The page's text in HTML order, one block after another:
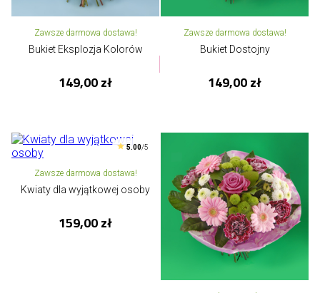
Zawsze darmowa dostawa!
Bukiet Eksplozja Kolorów
149,00 zł
Zawsze darmowa dostawa!
Bukiet Dostojny
149,00 zł
5.00/5
Zawsze darmowa dostawa!
Kwiaty dla wyjątkowej osoby
159,00 zł